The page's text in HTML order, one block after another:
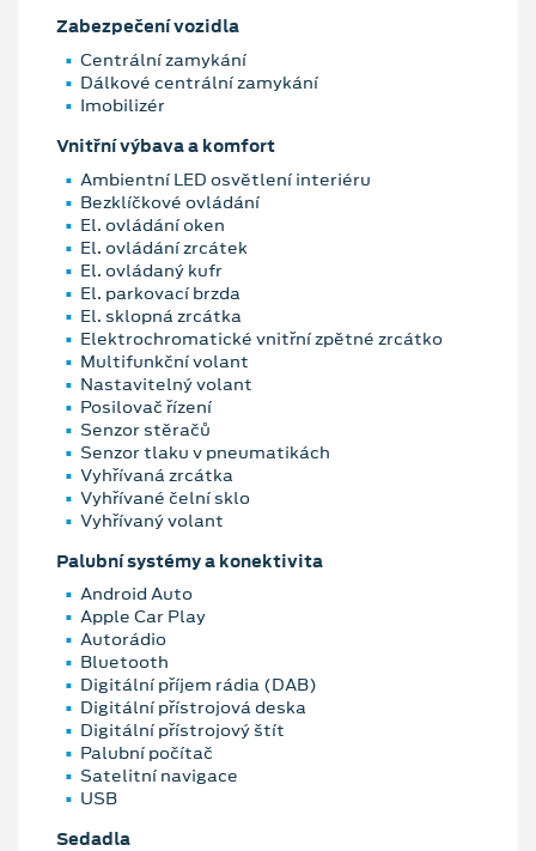
Zabezpečení vozidla
Centrální zamykání
Dálkové centrální zamykání
Imobilizér
Vnitřní výbava a komfort
Ambientní LED osvětlení interiéru
Bezklíčkové ovládání
El. ovládání oken
El. ovládání zrcátek
El. ovládaný kufr
El. parkovací brzda
El. sklopná zrcátka
Elektrochromatické vnitřní zpětné zrcátko
Multifunkční volant
Nastavitelný volant
Posilovač řízení
Senzor stěračů
Senzor tlaku v pneumatikách
Vyhřívaná zrcátka
Vyhřívané čelní sklo
Vyhřívaný volant
Palubní systémy a konektivita
Android Auto
Apple Car Play
Autorádio
Bluetooth
Digitální příjem rádia (DAB)
Digitální přístrojová deska
Digitální přístrojový štít
Palubní počítač
Satelitní navigace
USB
Sedadla